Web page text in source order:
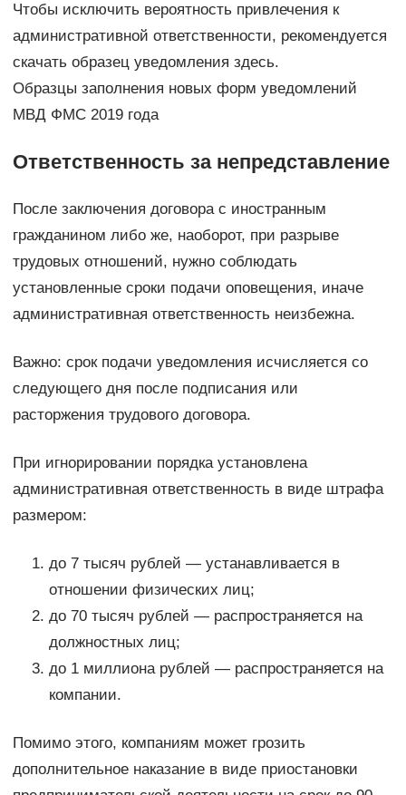
Чтобы исключить вероятность привлечения к
административной ответственности, рекомендуется
скачать образец уведомления здесь.
Образцы заполнения новых форм уведомлений
МВД ФМС 2019 года
Ответственность за непредставление
После заключения договора с иностранным
гражданином либо же, наоборот, при разрыве
трудовых отношений, нужно соблюдать
установленные сроки подачи оповещения, иначе
административная ответственность неизбежна.
Важно: срок подачи уведомления исчисляется со
следующего дня после подписания или
расторжения трудового договора.
При игнорировании порядка установлена
административная ответственность в виде штрафа
размером:
до 7 тысяч рублей — устанавливается в
отношении физических лиц;
до 70 тысяч рублей — распространяется на
должностных лиц;
до 1 миллиона рублей — распространяется на
компании.
Помимо этого, компаниям может грозить
дополнительное наказание в виде приостановки